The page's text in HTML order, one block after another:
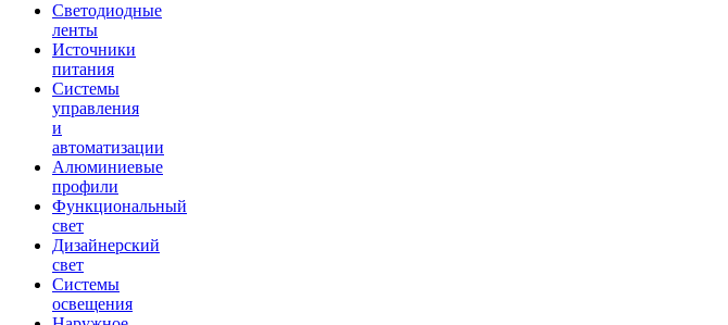
Светодиодные
ленты
Источники
питания
Системы
управления
и
автоматизации
Алюминиевые
профили
Функциональный
свет
Дизайнерский
свет
Системы
освещения